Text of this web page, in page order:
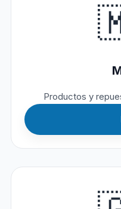
Productos y